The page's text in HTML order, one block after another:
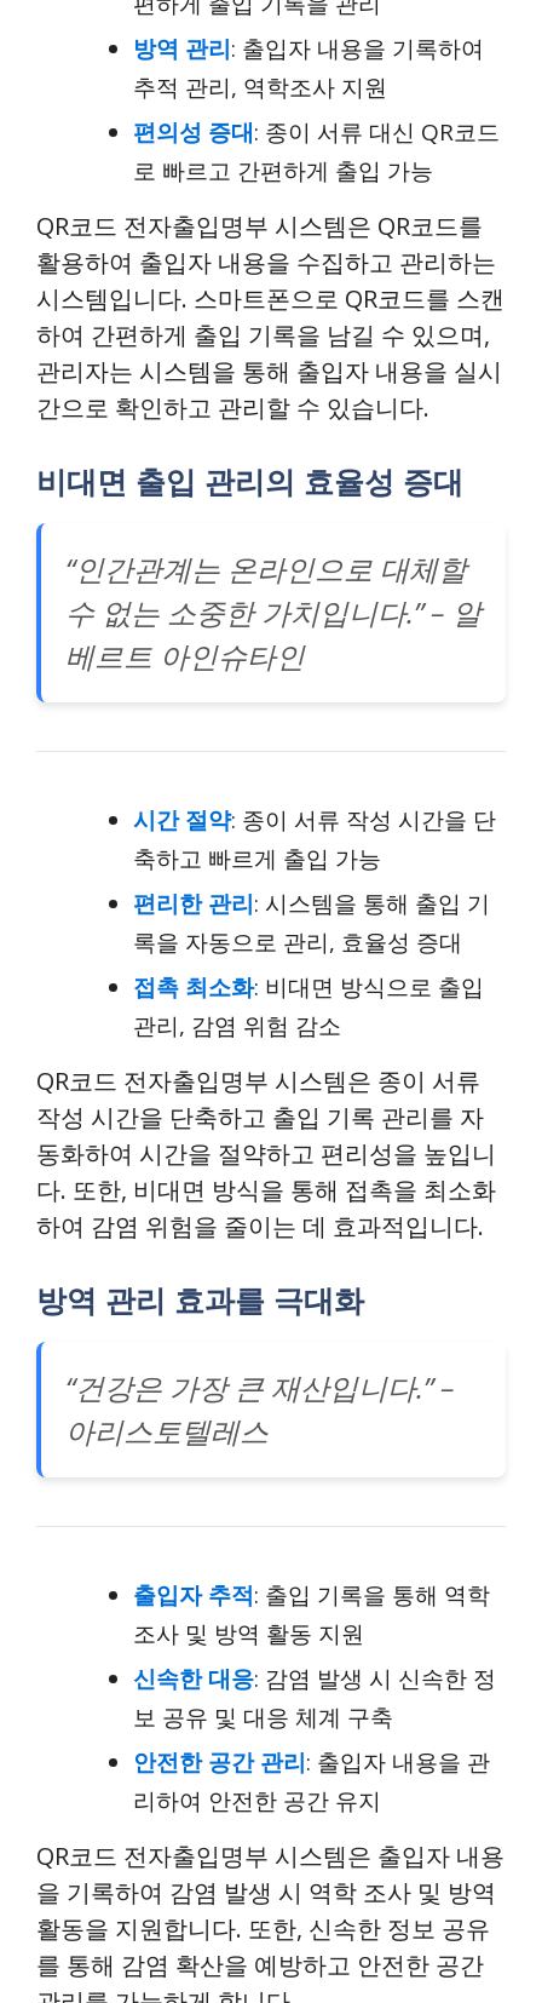
방역 관리: 출입자 내용을 기록하여
추적 관리, 역학조사 지원
편의성 증대: 종이 서류 대신 QR코드
로 빠르고 간편하게 출입 가능
QR코드 전자출입명부 시스템은 QR코드를
활용하여 출입자 내용을 수집하고 관리하는
시스템입니다. 스마트폰으로 QR코드를 스캔
하여 간편하게 출입 기록을 남길 수 있으며,
관리자는 시스템을 통해 출입자 내용을 실시
간으로 확인하고 관리할 수 있습니다.
비대면 출입 관리의 효율성 증대
“인간관계는 온라인으로 대체할
수 없는 소중한 가치입니다.” – 알
베르트 아인슈타인
시간 절약: 종이 서류 작성 시간을 단
축하고 빠르게 출입 가능
편리한 관리: 시스템을 통해 출입 기
록을 자동으로 관리, 효율성 증대
접촉 최소화: 비대면 방식으로 출입
관리, 감염 위험 감소
QR코드 전자출입명부 시스템은 종이 서류
작성 시간을 단축하고 출입 기록 관리를 자
동화하여 시간을 절약하고 편리성을 높입니
다. 또한, 비대면 방식을 통해 접촉을 최소화
하여 감염 위험을 줄이는 데 효과적입니다.
방역 관리 효과를 극대화
“건강은 가장 큰 재산입니다.” –
아리스토텔레스
출입자 추적: 출입 기록을 통해 역학
조사 및 방역 활동 지원
신속한 대응: 감염 발생 시 신속한 정
보 공유 및 대응 체계 구축
안전한 공간 관리: 출입자 내용을 관
리하여 안전한 공간 유지
QR코드 전자출입명부 시스템은 출입자 내용
을 기록하여 감염 발생 시 역학 조사 및 방역
활동을 지원합니다. 또한, 신속한 정보 공유
를 통해 감염 확산을 예방하고 안전한 공간